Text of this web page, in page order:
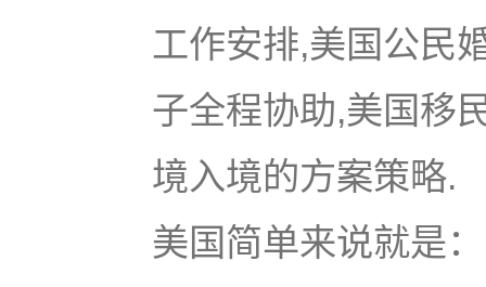
工作安排,美国公民
子全程协助,美国移
境入境的方案策略.
美国简单来说就是